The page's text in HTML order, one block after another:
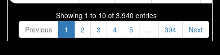
Showing 1 to 10 of 3,940 entries
Previous
1 2 3 4 5 … 394 Next